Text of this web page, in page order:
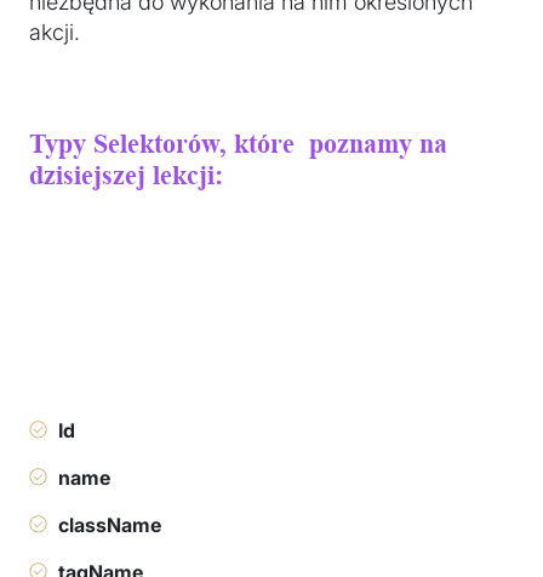
akcji.
Typy Selektorów, które poznamy na
dzisiejszej lekcji:
Id
name
className